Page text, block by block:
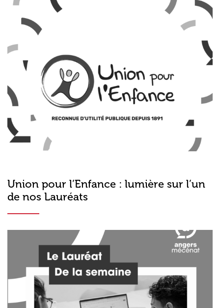
Union pour l’Enfance : lumière sur l’un
de nos Lauréats